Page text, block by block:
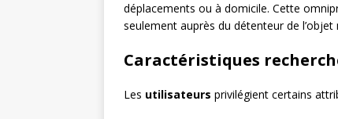
déplacements ou à domicile. Cette
seulement auprès du détenteur de
Caractéristiques
Les utilisateurs privilégient certains